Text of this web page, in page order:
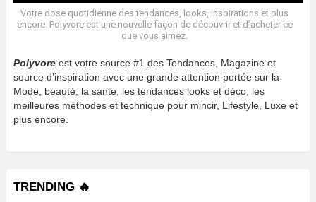
Votre dose quotidienne des tendances, looks, inspirations et plus
encore. Polyvore est une nouvelle façon de découvrir et d’acheter ce
que vous aimez.
Polyvore est votre source #1 des Tendances, Magazine et
source d’inspiration avec une grande attention portée sur la
Mode, beauté, la sante, les tendances looks et déco, les
meilleures méthodes et technique pour mincir, Lifestyle, Luxe et
plus encore.
TRENDING 🔥